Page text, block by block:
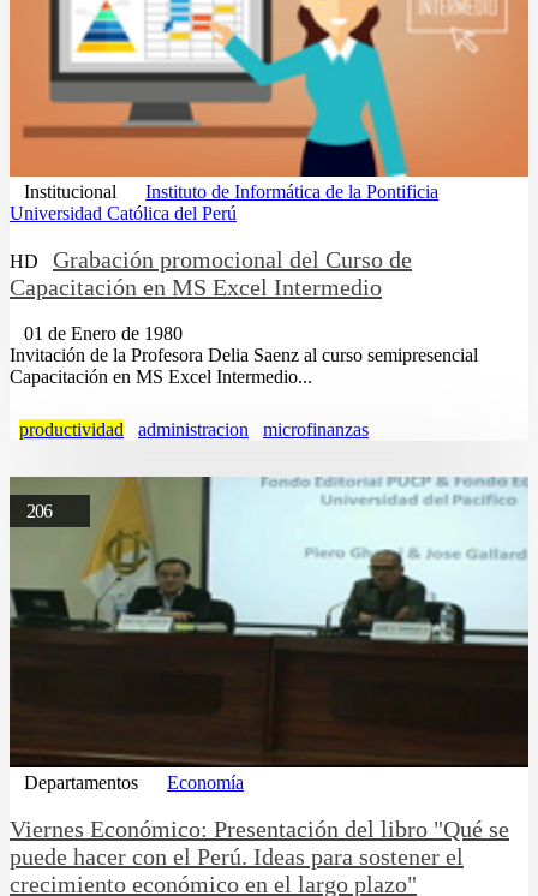
Institucional
Instituto de Informática de la Pontificia
Universidad Católica del Perú
HD
Grabación promocional del Curso de
Capacitación en MS Excel Intermedio
01 de Enero de 1980
Invitación de la Profesora Delia Saenz al curso semipresencial
Capacitación en MS Excel Intermedio...
productividad administracion microfinanzas
206
Departamentos Economía
Viernes Económico: Presentación del libro "Qué se
puede hacer con el Perú. Ideas para sostener el
crecimiento económico en el largo plazo"